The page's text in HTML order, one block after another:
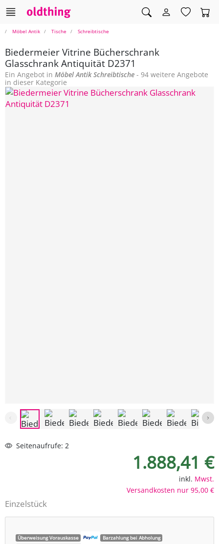
Möbel Antik Tische Schreibtische
Biedermeier Vitrine Bücherschrank
Glasschrank Antiquität D2371
Ein Angebot in Möbel Antik Schreibtische - 94 weitere Angebote
in dieser Kategorie
Seitenaufrufe: 2
1.888,41 €
inkl. Mwst.
Versandkosten nur 95,00 €
Einzelstück
Überweisung Vorauskasse
Barzahlung bei Abholung